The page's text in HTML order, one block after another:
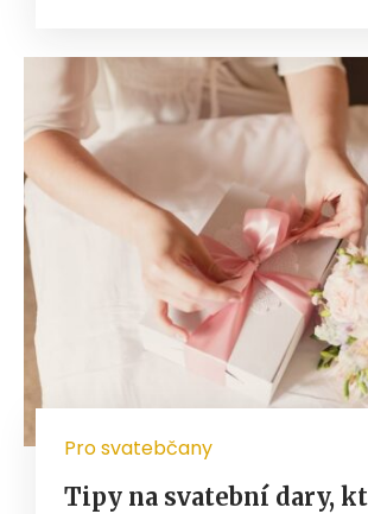
Pro svatebčany
Tipy na svatební dary,